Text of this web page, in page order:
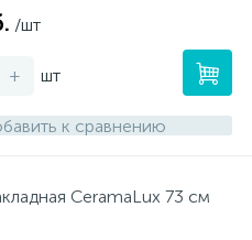
/шт
+ шт
к сравнению
CeramaLux 73 см